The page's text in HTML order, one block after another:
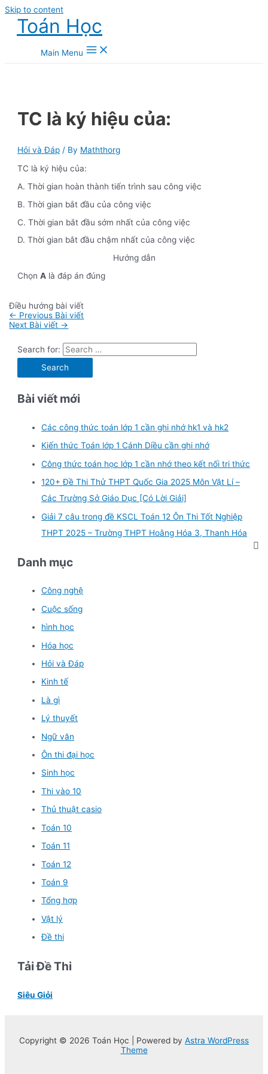
Skip to content
Toán Học
Main Menu
TC là ký hiệu của:
Hỏi và Đáp / By Maththorg
TC là ký hiệu của:
A. Thời gian hoàn thành tiến trình sau công việc
B. Thời gian bắt đầu của công việc
C. Thời gian bắt đầu sớm nhất của công việc
D. Thời gian bắt đầu chậm nhất của công việc
Hướng dẫn
ChọnA là đáp án đúng
Điều hướng bài viết
← Previous Bài viết
Next Bài viết →
Search for:
Bài viết mới
Các công thức toán lớp 1 cần ghi nhớ hk1 và hk2
Kiến thức Toán lớp 1 Cánh Diều cần ghi nhớ
Công thức toán học lớp 1 cần nhớ theo kết nối tri thức
120+ Đề Thi Thử THPT Quốc Gia 2025 Môn Vật Lí –
Các Trường Sở Giáo Dục [Có Lời Giải]
Giải 7 câu trong đề KSCL Toán 12 Ôn Thi Tốt Nghiệp
THPT 2025 – Trường THPT Hoằng Hóa 3, Thanh Hóa
Danh mục
Công nghệ
Cuộc sống
hình học
Hóa học
Hỏi và Đáp
Kinh tế
Là gì
Lý thuyết
Ngữ văn
Ôn thi đại học
Sinh học
Thi vào 10
Thủ thuật casio
Toán 10
Toán 11
Toán 12
Toán 9
Tổng hợp
Vật lý
Đề thi
Tải Đề Thi
Siêu Giỏi
Copyright © 2026 Toán Học | Powered by Astra WordPress
Theme